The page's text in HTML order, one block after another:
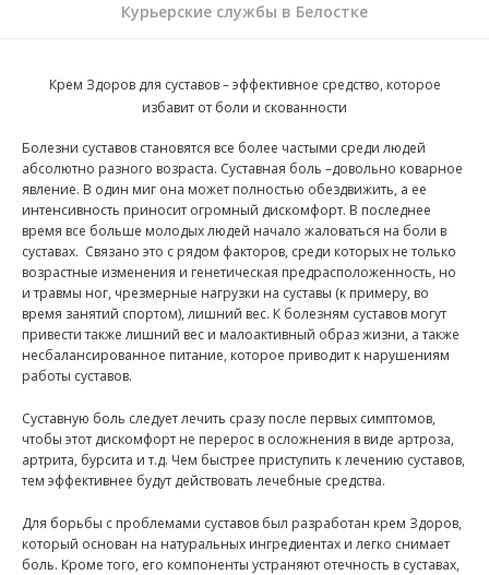
Курьерские службы в Белостке
Крем Здоров для суставов – эффективное средство, которое
избавит от боли и скованности
Болезни суставов становятся все более частыми среди людей
абсолютно разного возраста. Суставная боль –довольно коварное
явление. В один миг она может полностью обездвижить, а ее
интенсивность приносит огромный дискомфорт. В последнее
время все больше молодых людей начало жаловаться на боли в
суставах. Связано это с рядом факторов, среди которых не только
возрастные изменения и генетическая предрасположенность, но
и травмы ног, чрезмерные нагрузки на суставы (к примеру, во
время занятий спортом), лишний вес. К болезням суставов могут
привести также лишний вес и малоактивный образ жизни, а также
несбалансированное питание, которое приводит к нарушениям
работы суставов.
Суставную боль следует лечить сразу после первых симптомов,
чтобы этот дискомфорт не перерос в осложнения в виде артроза,
артрита, бурсита и т.д. Чем быстрее приступить к лечению суставов,
тем эффективнее будут действовать лечебные средства.
Для борьбы с проблемами суставов был разработан крем Здоров,
который основан на натуральных ингредиентах и легко снимает
боль. Кроме того, его компоненты устраняют отечность в суставах,